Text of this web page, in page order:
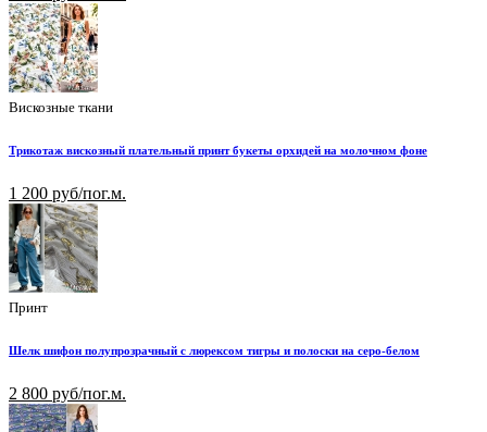
Вискозные ткани
Трикотаж вискозный плательный принт букеты орхидей на молочном фоне
1 200 руб/пог.м.
Принт
Шелк шифон полупрозрачный с люрексом тигры и полоски на серо-белом
2 800 руб/пог.м.